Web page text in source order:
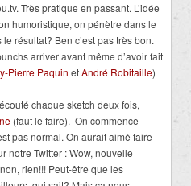
Très pratique en passant. L’idée
humoristique, on pénètre dans le
résultat? Ben c’est pas très bon.
arriver avant même d’avoir fait
Pierre Paquin etAndré Robitaille)
chaque sketch deux fois,
(faut le faire). On commence
pas normal. On aurait aimé faire
notre Twitter : Wow, nouvelle
rien!!! Peut-être que les